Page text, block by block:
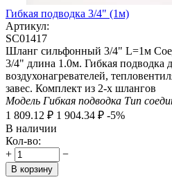
Гибкая подводка 3/4" (1м)
Артикул:
SC01417
Шланг сильфонный 3/4" L=1м
3/4" длина 1.0м. Гибкая подводка
воздухонагревателей,
завес. Комплект из 2-х шлангов
Модель Гибкая подводка Тип
1 809.12 ₽ 1 904.34 ₽ -5%
В наличии
Кол-во:
+
−
В корзину